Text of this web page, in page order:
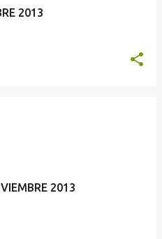
2013
2013